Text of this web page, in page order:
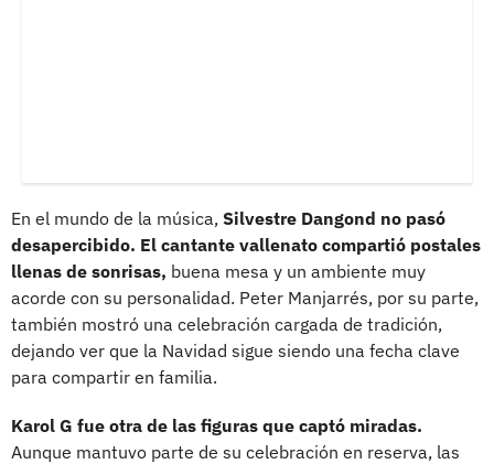
En el mundo de la música, Silvestre Dangond no pasó
desapercibido. El cantante vallenato compartió postales
llenas de sonrisas, buena mesa y un ambiente muy
acorde con su personalidad. Peter Manjarrés, por su parte,
también mostró una celebración cargada de tradición,
dejando ver que la Navidad sigue siendo una fecha clave
para compartir en familia.
Karol G fue otra de las figuras que captó miradas.
Aunque mantuvo parte de su celebración en reserva, las